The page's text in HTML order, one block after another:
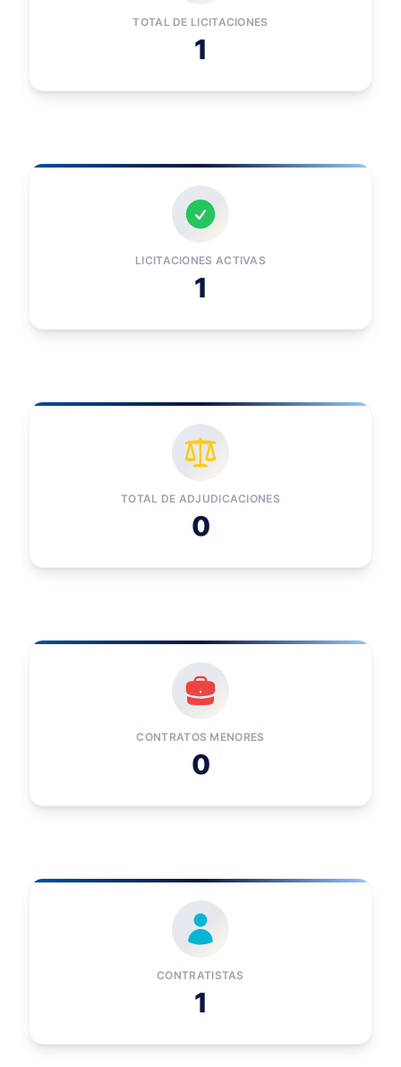
TOTAL DE LICITACIONES
1
LICITACIONES ACTIVAS
1
TOTAL DE ADJUDICACIONES
0
CONTRATOS MENORES
0
CONTRATISTAS
1